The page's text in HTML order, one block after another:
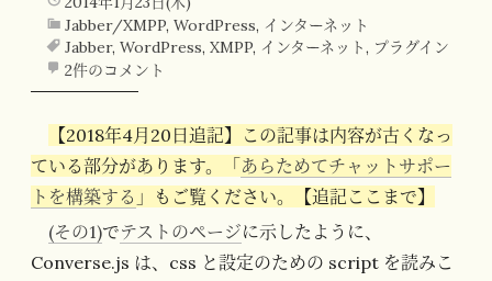
Jabber/XMPP, WordPress, インターネット
Jabber, WordPress, XMPP, インターネット, プラグイン
2件のコメント
【2018年4月20日追記】この記事は内容が古くなっ
ている部分があります。「あらためてチャットサポー
トを構築する 」もご覧ください。【追記ここまで】
(その1)でテストのページに示したように、
Converse.js は、css と設定のための script を読みこ